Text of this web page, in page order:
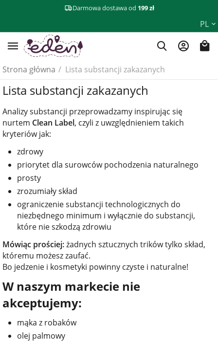
Darmowa dostawa od 199 zł
PL
Strona główna / Lista substancji zakazanych
Lista substancji zakazanych
Analizy substancji przeprowadzamy inspirując się
nurtem Clean Label, czyli z uwzględnieniem takich
kryteriów jak:
zdrowy
priorytet dla surowców pochodzenia naturalnego
prosty
zrozumiały skład
ograniczenie substancji technologicznych do
niezbędnego minimum i wyłącznie do substancji,
które nie szkodzą zdrowiu
Mówiąc prościej:żadnych sztucznych trików tylko skład,
któremu możesz zaufać.
Bo jedzenie i kosmetyki powinny czyste i naturalne!
W naszym markecie nie
akceptujemy:
mąka z robaków
olej palmowy